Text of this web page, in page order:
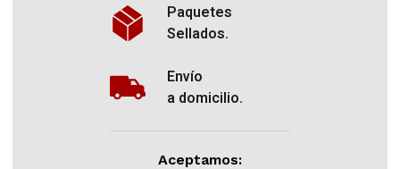
Paquetes
Sellados.
Envío
a domicilio.
Aceptamos: